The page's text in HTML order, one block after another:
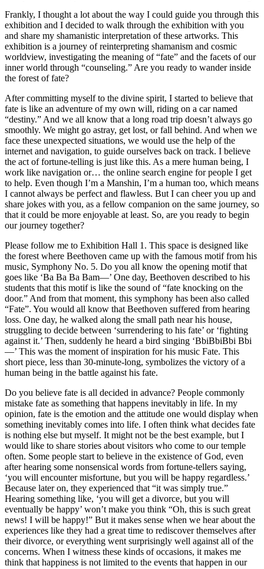
Frankly, I thought a lot about the way I could guide you through this
exhibition and I decided to walk through the exhibition with you
and share my shamanistic interpretation of these artworks. This
exhibition is a journey of reinterpreting shamanism and cosmic
worldview, investigating the meaning of “fate” and the facets of our
inner world through “counseling.” Are you ready to wander inside
the forest of fate?
After committing myself to the divine spirit, I started to believe that
fate is like an adventure of my own will, riding on a car named
“destiny.” And we all know that a long road trip doesn’t always go
smoothly. We might go astray, get lost, or fall behind. And when we
face these unexpected situations, we would use the help of the
internet and navigation, to guide ourselves back on track. I believe
the act of fortune-telling is just like this. As a mere human being, I
work like navigation or… the online search engine for people I get
to help. Even though I’m a Manshin, I’m a human too, which means
I cannot always be perfect and flawless. But I can cheer you up and
share jokes with you, as a fellow companion on the same journey, so
that it could be more enjoyable at least. So, are you ready to begin
our journey together?
Please follow me to Exhibition Hall 1. This space is designed like
the forest where Beethoven came up with the famous motif from his
music, Symphony No. 5. Do you all know the opening motif that
goes like ‘Ba Ba Ba Bam—’ One day, Beethoven described to his
students that this motif is like the sound of “fate knocking on the
door.” And from that moment, this symphony has been also called
“Fate”. You would all know that Beethoven suffered from hearing
loss. One day, he walked along the small path near his house,
struggling to decide between ‘surrendering to his fate’ or ‘fighting
against it.’ Then, suddenly he heard a bird singing ‘BbiBbiBbi Bbi
—’ This was the moment of inspiration for his music Fate. This
short piece, less than 30-minute-long, symbolizes the victory of a
human being in the battle against his fate.
Do you believe fate is all decided in advance? People commonly
mistake fate as something that happens inevitably in life. In my
opinion, fate is the emotion and the attitude one would display when
something inevitably comes into life. I often think what decides fate
is nothing else but myself. It might not be the best example, but I
would like to share stories about visitors who come to our temple
often. Some people start to believe in the existence of God, even
after hearing some nonsensical words from fortune-tellers saying,
‘you will encounter misfortune, but you will be happy regardless.’
Because later on, they experienced that “it was simply true.”
Hearing something like, ‘you will get a divorce, but you will
eventually be happy’ won’t make you think “Oh, this is such great
news! I will be happy!” But it makes sense when we hear about the
experiences like they had a great time to rediscover themselves after
their divorce, or everything went surprisingly well against all of the
concerns. When I witness these kinds of occasions, it makes me
think that happiness is not limited to the events that happen in our